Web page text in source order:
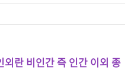
란 비인간 즉 인간 이외 종